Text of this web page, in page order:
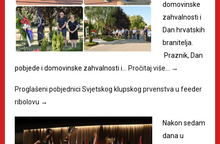
domovinske
zahvalnosti i
Dan hrvatskih
branitelja.
Praznik, Dan
pobjede i domovinske zahvalnosti i…
Pročitaj više… →
Proglašeni pobjednici Svjetskog klupskog prvenstva u feeder
ribolovu →
Nakon sedam
dana u